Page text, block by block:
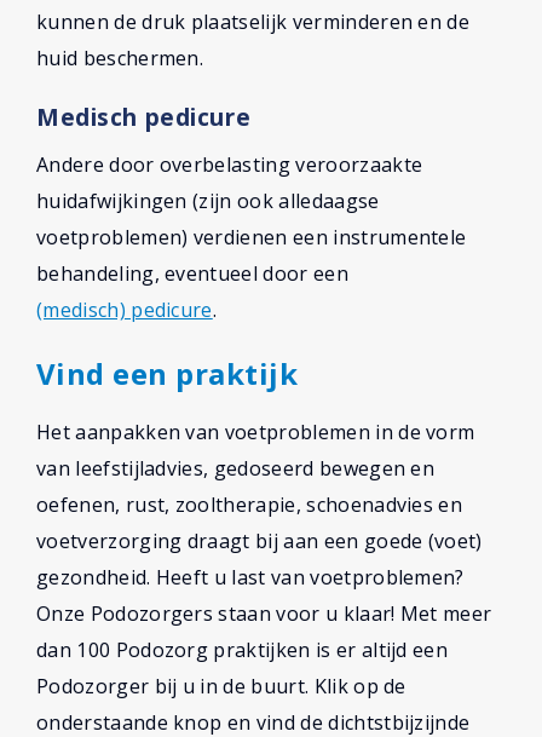
kunnen de druk plaatselijk verminderen en de
huid beschermen.
Medisch pedicure
Andere door overbelasting veroorzaakte
huidafwijkingen (zijn ook alledaagse
voetproblemen) verdienen een instrumentele
behandeling, eventueel door een
(medisch) pedicure.
Vind een praktijk
Het aanpakken van voetproblemen in de vorm
van leefstijladvies, gedoseerd bewegen en
oefenen, rust, zooltherapie, schoenadvies en
voetverzorging draagt bij aan een goede (voet)
gezondheid. Heeft u last van voetproblemen?
Onze Podozorgers staan voor u klaar! Met meer
dan 100 Podozorg praktijken is er altijd een
Podozorger bij u in de buurt. Klik op de
onderstaande knop en vind de dichtstbijzijnde